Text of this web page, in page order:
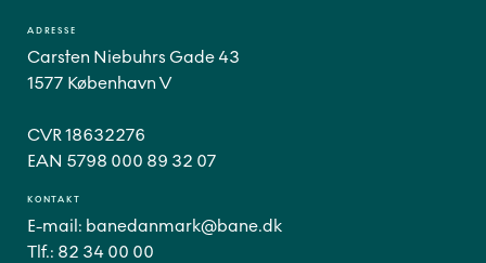
ADRESSE
Carsten Niebuhrs Gade 43
1577 København V
CVR 18632276
EAN 5798 000 89 32 07
KONTAKT
E-mail: banedanmark@bane.dk
Tlf.: 82 34 00 00